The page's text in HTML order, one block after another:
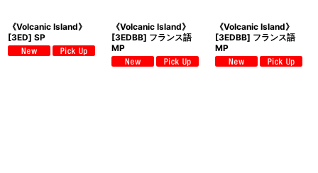
《Volcanic Island》
[3ED] SP
《Volcanic Island》
[3EDBB] フランス語
MP
《Volcanic Island》
[3EDBB] フランス語
MP